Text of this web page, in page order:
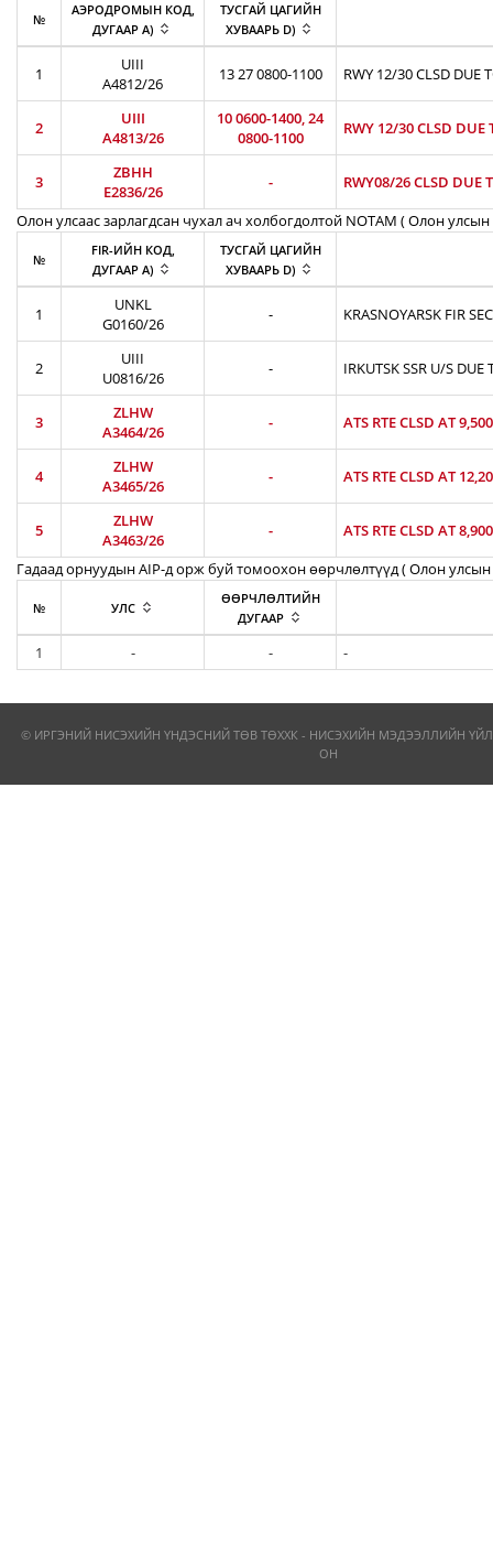
№
АЭРОДРОМЫН КОД,
ДУГААР A)
ТУСГАЙ ЦАГИЙН
ХУВААРЬ D)
1
UIII
A4812/26
13 27 0800-1100 RWY 12/30 CLSD DUE
2
UIII
A4813/26
10 0600-1400, 24
0800-1100
RWY 12/30 CLSD DUE
3
ZBHH
E2836/26
-
RWY08/26 CLSD DUE
Олон улсаас зарлагдсан чухал ач холбогдолтой NOTAM ( Олон улсын
№
FIR-ИЙН КОД,
ДУГААР A)
ТУСГАЙ ЦАГИЙН
ХУВААРЬ D)
1
UNKL
G0160/26
- KRASNOYARSK FIR
2
UIII
U0816/26
- IRKUTSK SSR U/S DUE
3
ZLHW
A3464/26
- ATS RTE CLSD AT
4
ZLHW
A3465/26
- ATS RTE CLSD AT
5
ZLHW
A3463/26
-
ATS RTE CLSD AT
Гадаад орнуудын AIP-д орж буй томоохон өөрчлөлтүүд ( Олон улсын
№ УЛС
ӨӨРЧЛӨЛТИЙН
ДУГААР
1 - - -
© ИРГЭНИЙ НИСЭХИЙН ҮНДЭСНИЙ ТӨВ ТӨХХК - НИСЭХИЙН МЭДЭЭЛЛИЙН
ОН